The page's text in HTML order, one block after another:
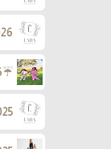
☔wintter 2026